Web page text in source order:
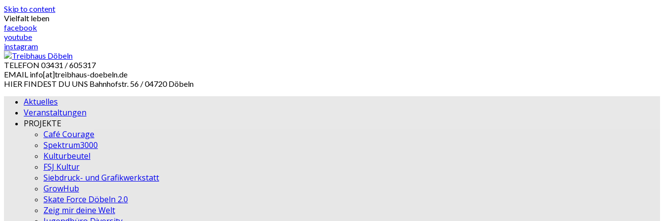
Skip to content
Vielfalt leben
facebook
youtube
instagram
TELEFON 03431 / 605317
EMAIL info[at]treibhaus-doebeln.de
HIER FINDEST DU UNS Bahnhofstr. 56 / 04720 Döbeln
Aktuelles
Veranstaltungen
PROJEKTE
Café Courage
Spektrum3000
Kulturbeutel
FSJ Kultur
Siebdruck- und Grafikwerkstatt
GrowHub
Skate Force Döbeln 2.0
Zeig mir deine Welt